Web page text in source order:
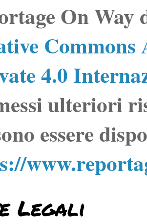
On Way
4.0
ulteriori
essere
Legali